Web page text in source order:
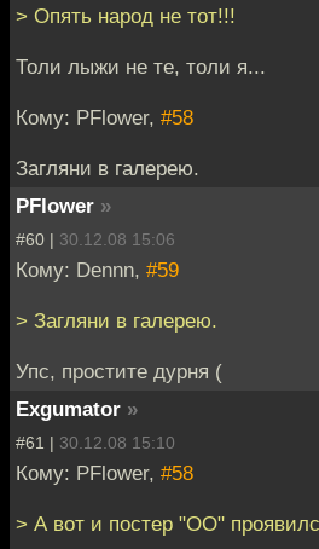
> Опять народ не тот!!!
Толи лыжи не те, толи я...
Кому: PFlower, #58
Загляни в галерею.
PFlower »
#60 | 30.12.08 15:06
Кому: Dennn, #59
> Загляни в галерею.
Упс, простите дурня (
Exgumator »
#61 | 30.12.08 15:10
Кому: PFlower, #58
> А вот и постер "ОО"